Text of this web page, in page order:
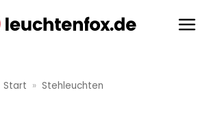
Start » Stehleuchten